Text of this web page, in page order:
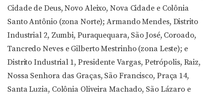
Cidade de Deus, Novo Aleixo, Nova Cidade e Colônia
Santo Antônio (zona Norte); Armando Mendes, Distrito
Industrial 2, Zumbi, Puraquequara, São José, Coroado,
Tancredo Neves e Gilberto Mestrinho (zona Leste); e
Distrito Industrial 1, Presidente Vargas, Petrópolis, Raiz,
Nossa Senhora das Graças, São Francisco, Praça 14,
Santa Luzia, Colônia Oliveira Machado, São Lázaro e